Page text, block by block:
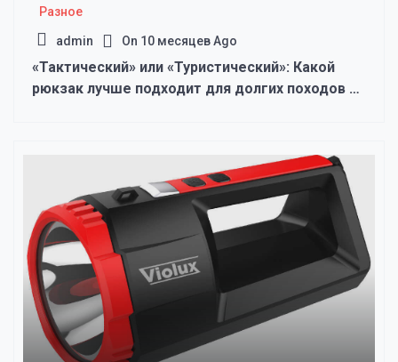
Разное
admin On 10 месяцев Ago
«Тактический» или «Туристический»: Какой
рюкзак лучше подходит для долгих походов и